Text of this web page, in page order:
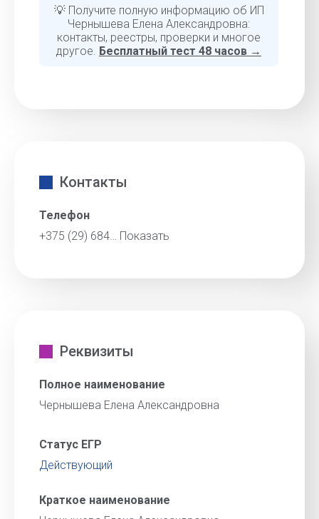
💡 Получите полную информацию об ИП
Чернышева Елена Александровна:
контакты, реестры, проверки и многое
другое. Бесплатный тест 48 часов →
Контакты
Телефон
+375 (29) 684… Показать
Реквизиты
Полное наименование
Чернышева Елена Александровна
Статус ЕГР
Действующий
Краткое наименование